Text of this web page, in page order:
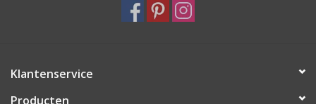
Klantenservice
Producten